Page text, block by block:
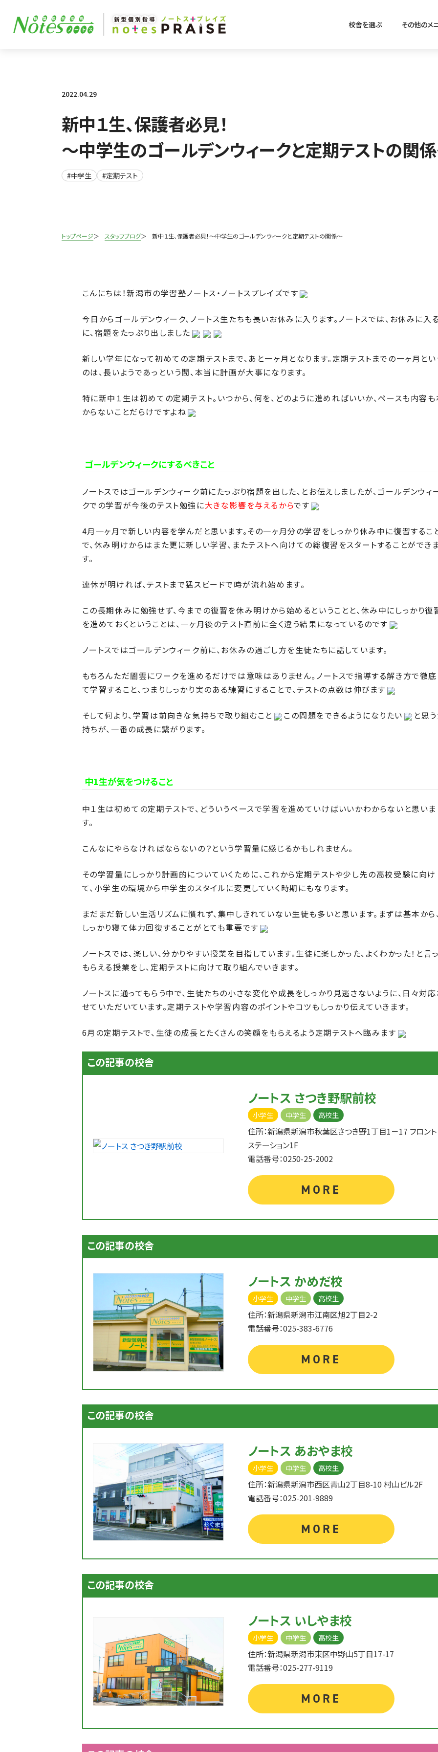
校舎を選ぶ その他のメ
2022.04.29
新中１生、保護者必見！
～中学生のゴールデンウィークと定期テストの関
#中学生 #定期テスト
トップページ スタッフブログ 新中１生、保護者必見！～中学生のゴールデンウィークと定期テストの関係～
こんにちは！新潟市の学習塾ノートス・ノートスプレイズです
今日からゴールデンウィーク、ノートス生たちも長いお休みに入ります。ノートスでは、お休みに入
に、宿題をたっぷり出しました
新しい学年になって初めての定期テストまで、あと一ヶ月となります。定期テストまでの一ヶ月とい
のは、長いようであっという間、本当に計画が大事になります。
特に新中１生は初めての定期テスト。いつから、何を、どのように進めればいいか、ペースも内容
からないことだらけですよね
ゴールデンウィークにするべきこと
ノートスではゴールデンウィーク前にたっぷり宿題を出した、とお伝えしましたが、ゴールデンウィ
クでの学習が今後のテスト勉強に大きな影響を与えるからです
4月一ヶ月で新しい内容を学んだと思います。その一ヶ月分の学習をしっかり休み中に復習するこ
で、休み明けからはまた更に新しい学習、またテストへ向けての総復習をスタートすることができ
す。
連休が明ければ、テストまで猛スピードで時が流れ始めます。
この長期休みに勉強せず、今までの復習を休み明けから始めるということと、休み中にしっかり復
を進めておくということは、一ヶ月後のテスト直前に全く違う結果になっているのです
ノートスではゴールデンウィーク前に、お休みの過ごし方を生徒たちに話しています。
もちろんただ闇雲にワークを進めるだけでは意味はありません。ノートスで指導する解き方で徹
て学習すること、つまりしっかり実のある練習にすることで、テストの点数は伸びます
そして何より、学習は前向きな気持ちで取り組むこと この問題をできるようになりたい
と思
持ちが、一番の成長に繋がります。
中1生が気をつけること
中１生は初めての定期テストで、どういうペースで学習を進めていけばいいかわからないと思いま
す。
こんなにやらなければならないの？という学習量に感じるかもしれません。
その学習量にしっかり計画的についていくために、これから定期テストや少し先の高校受験に向け
て、小学生の環境から中学生のスタイルに変更していく時期にもなります。
まだまだ新しい生活リズムに慣れず、集中しきれていない生徒も多いと思います。まずは基本から
しっかり寝て体力回復することがとても重要です
ノートスでは、楽しい、分かりやすい授業を目指しています。生徒に楽しかった、よくわかった！と言
もらえる授業をし、定期テストに向けて取り組んでいきます。
ノートスに通ってもらう中で、生徒たちの小さな変化や成長をしっかり見逃さないように、日々対
せていただいています。定期テストや学習内容のポイントやコツもしっかり伝えていきます。
6月の定期テストで、生徒の成長とたくさんの笑顔をもらえるよう定期テストへ臨みます
この記事の校舎
ノートス さつき野駅前校
小学生 中学生 高校生
住所：新潟県新潟市秋葉区さつき野1丁目1－17 フロント
ステーション1F
電話番号：0250-25-2002
MORE
この記事の校舎
ノートス かめだ校
小学生 中学生 高校生
住所：新潟県新潟市江南区旭2丁目2-2
電話番号：025-383-6776
MORE
この記事の校舎
ノートス あおやま校
小学生 中学生 高校生
住所：新潟県新潟市西区青山2丁目8-10 村山ビル2F
電話番号：025-201-9889
MORE
この記事の校舎
ノートス いしやま校
小学生 中学生 高校生
住所：新潟県新潟市東区中野山5丁目17-17
電話番号：025-277-9119
MORE